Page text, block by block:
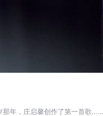
那年，庄启馨创作了第一首歌……